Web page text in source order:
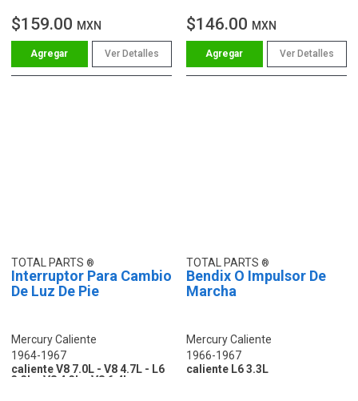
$159.00 MXN
Ver Detalles
$146.00 MXN
Ver Detalles
TOTAL PARTS
Interruptor Para Cambio
De Luz De Pie
Mercury Caliente
1964-1967
caliente V8 7.0L - V8 4.7L - L6
3.3L - V8 4.3L - V8 6.4L
TOTAL PARTS
Bendix O Impulsor De
Marcha
Mercury Caliente
1966-1967
caliente L6 3.3L